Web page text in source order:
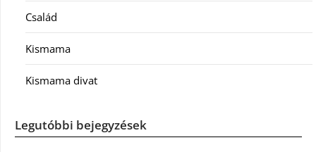
Család
Kismama
Kismama divat
Legutóbbi bejegyzések